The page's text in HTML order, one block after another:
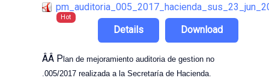
Hot
Download
Details
ÂÂ P lan de mejoramiento auditoria de gestion no
.005/2017 realizada a la Secretaría de Hacienda.